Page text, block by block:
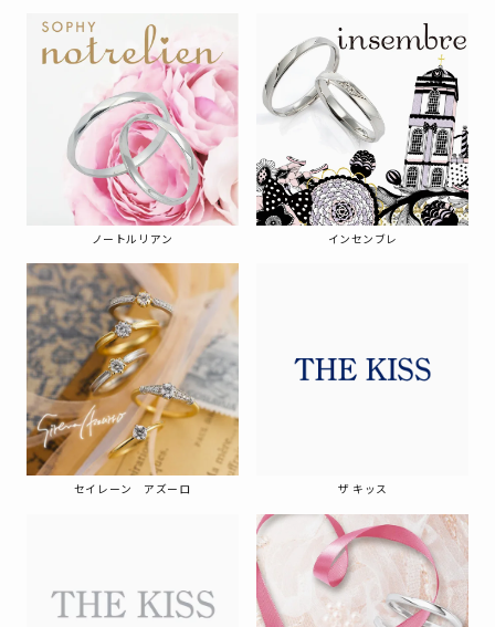
ノートルリアン インセンブレ
セイレーン アズーロ ザ キッス